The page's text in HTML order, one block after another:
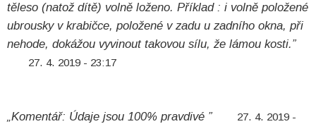
těleso (natož dítě) volně loženo. Příklad : i volně položené
ubrousky v krabičce, položené v zadu u zadního okna, při
nehode, dokážou vyvinout takovou sílu, že lámou kosti.”
27. 4. 2019 - 23:17
„Komentář: Údaje jsou 100% pravdivé ”
27. 4. 2019 -